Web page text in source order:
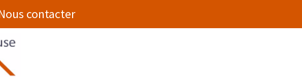
contacter